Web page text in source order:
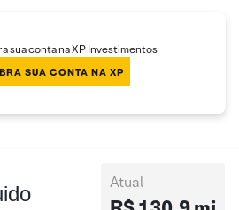
sua conta na XP Investimentos
SUA CONTA NA XP
Atual